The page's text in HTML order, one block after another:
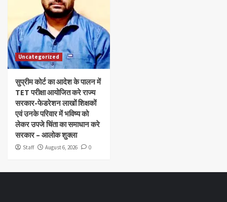
Uncategorized
सुप्रीम कोर्ट का आदेश के पालन में
TET परीक्षा आयोजित करे राज्य
सरकार-फेडरेशन लाखों शिक्षकों
एवं उनके परिवार में भविष्य को
लेकर उपजे चिंता का समाधान करे
सरकार – आलोक शुक्ला
Staff August 6, 2026 0